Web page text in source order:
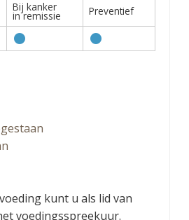
Bij kanker
in remissie Preventief
kunt u als lid van
voedingsspreekuur.